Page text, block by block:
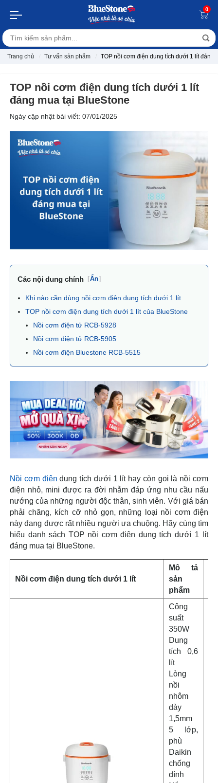
0
Trang chủ Tư vấn sản phẩm TOP nồi cơm điện dung tích dưới 1 lít đáng
TOP nồi cơm điện dung tích dưới 1 lít
đáng mua tại BlueStone
Ngày cập nhật bài viết: 07/01/2025
Các nội dung chính [Ẩn]
Khi nào cần dùng nồi cơm điện dung tích dưới 1 lít
TOP nồi cơm điện dung tích dưới 1 lít của BlueStone
Nồi cơm điện tử RCB-5928
Nồi cơm điện tử RCB-5905
Nồi cơm điện Bluestone RCB-5515
Nồi cơm điện dung tích dưới 1 lít hay còn gọi là nồi cơm
điện nhỏ, mini được ra đời nhằm đáp ứng nhu cầu nấu
nướng của những người độc thân, sinh viên. Với giá bán
phải chăng, kích cỡ nhỏ gọn, những loại nồi cơm điện
này đang được rất nhiều người ưa chuộng. Hãy cùng tìm
hiểu danh sách TOP nồi cơm điện dung tích dưới 1 lít
đáng mua tại BlueStone.
Nồi cơm điện dung tích dưới 1 lít
Mô tả
sản
phẩm
Công
suất
350W
Dung
tích 0,6
lít
Lòng
nồi
nhôm
dày
1,5mm
5 lớp,
phù
Daikin
chống
dính